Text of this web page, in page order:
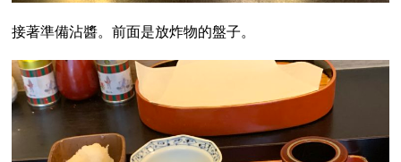
接著準備沾醬。前面是放炸物的盤子。